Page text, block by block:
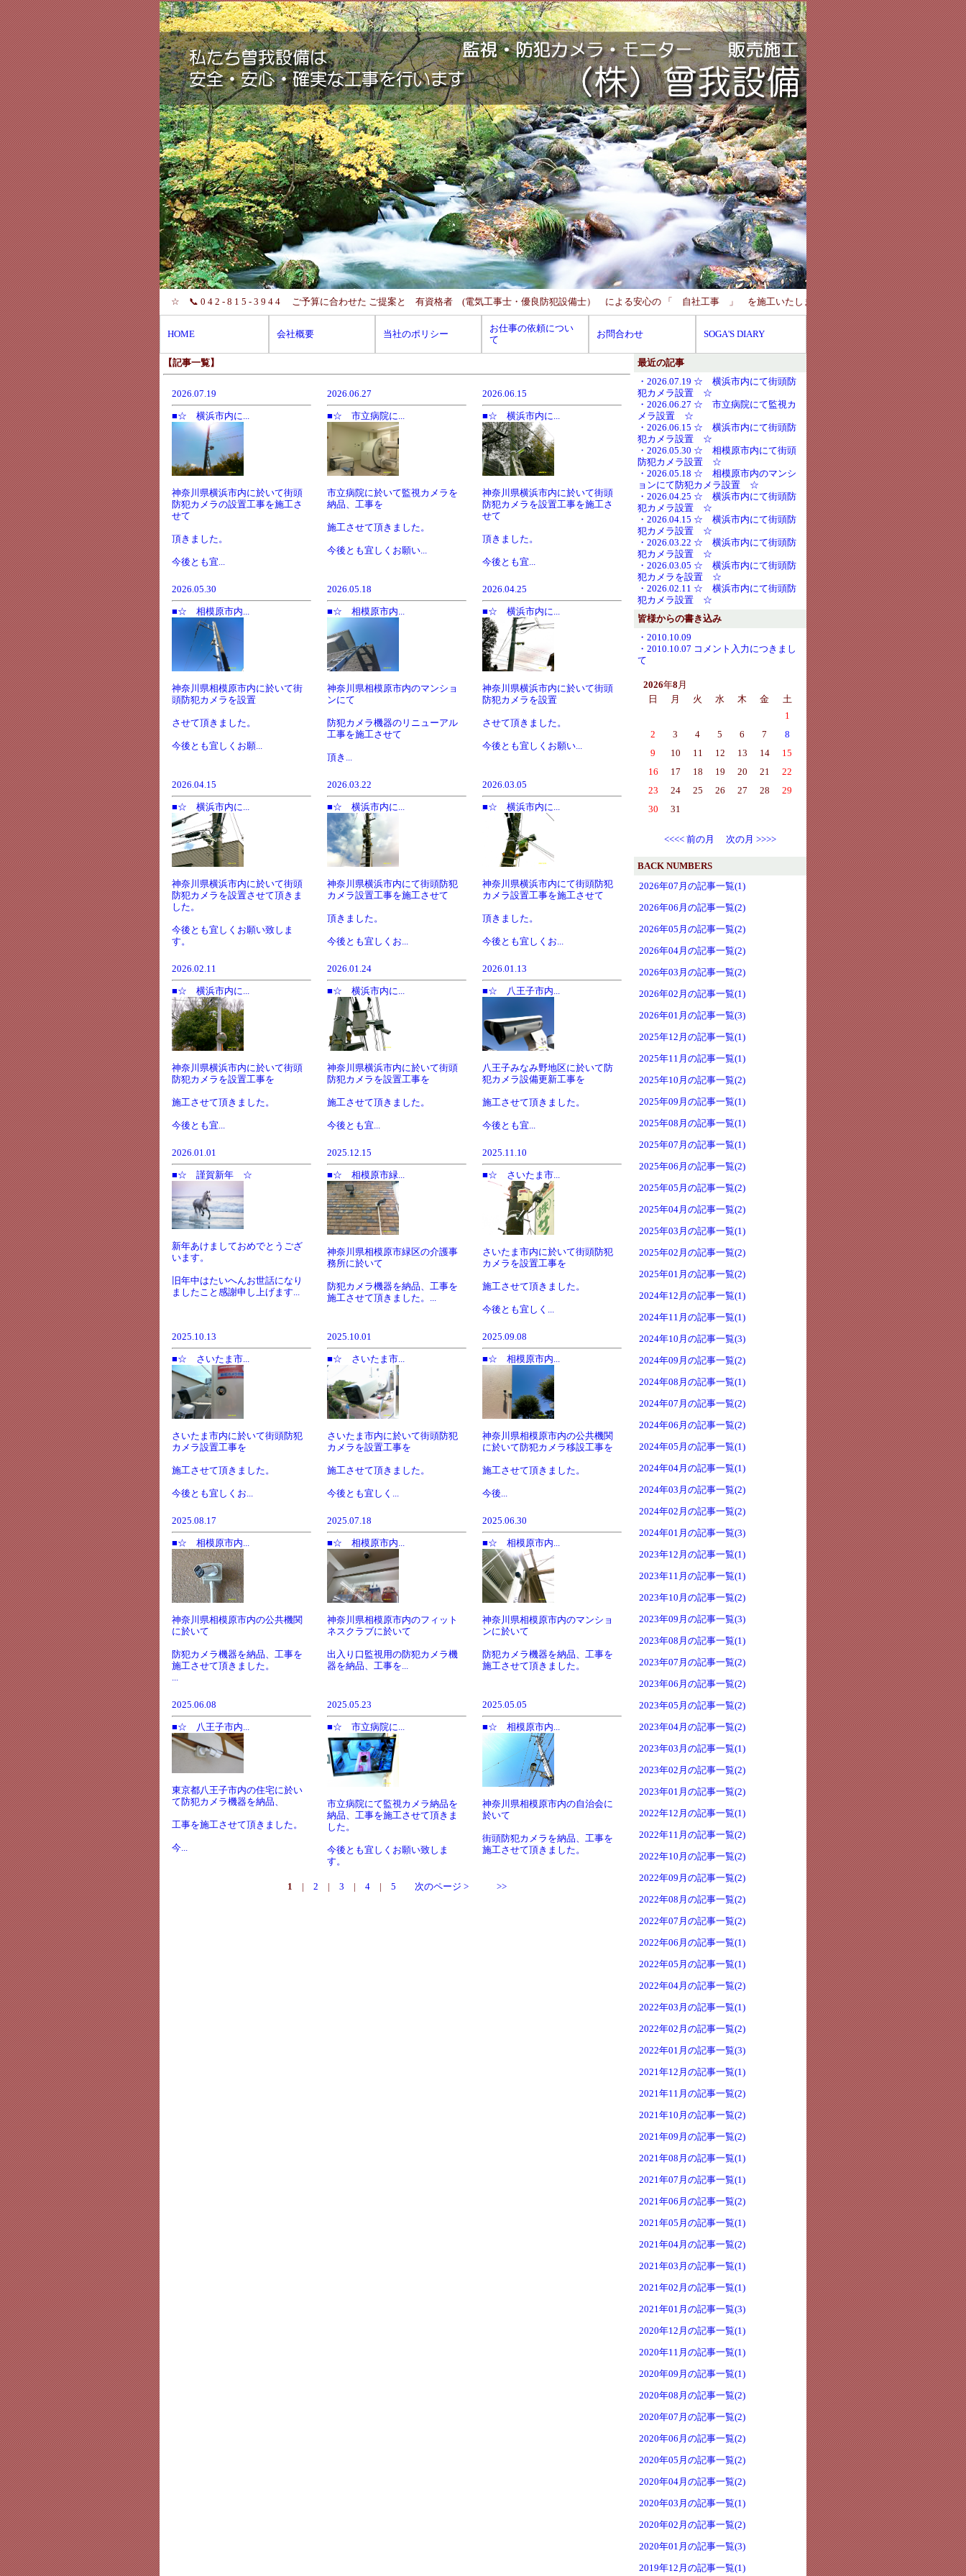
☆ 📞 0 4 2 - 8 1 5 - 3 9 4 4 ご予算に合わせた ご提案と 有資格者 (電気工事士・優良防犯設備士） による安心の 「 自社工事 」 を施工いたします。 ☆
HOME 会社概要 当社のポリシー
お仕事の依頼につい
て
お問合わせ SOGA'S DIARY
【記事一覧】
2026.07.19
■☆ 横浜市内に...
神奈川県横浜市内に於いて街頭
防犯カメラの設置工事を施工さ
せて
頂きました。
今後とも宜...
2026.06.27
■☆ 市立病院に...
市立病院に於いて監視カメラを
納品、工事を
施工させて頂きました。
今後とも宜しくお願い...
2026.06.15
■☆ 横浜市内に...
神奈川県横浜市内に於いて街頭
防犯カメラを設置工事を施工さ
せて
頂きました。
今後とも宜...
2026.05.30
■☆ 相模原市内...
神奈川県相模原市内に於いて街
頭防犯カメラを設置
させて頂きました。
今後とも宜しくお願...
2026.05.18
■☆ 相模原市内...
神奈川県相模原市内のマンショ
ンにて
防犯カメラ機器のリニューアル
工事を施工させて
頂き...
2026.04.25
■☆ 横浜市内に...
神奈川県横浜市内に於いて街頭
防犯カメラを設置
させて頂きました。
今後とも宜しくお願い...
2026.04.15
■☆ 横浜市内に...
神奈川県横浜市内に於いて街頭
防犯カメラを設置させて頂きま
した。
今後とも宜しくお願い致しま
す。
2026.03.22
■☆ 横浜市内に...
神奈川県横浜市内にて街頭防犯
カメラ設置工事を施工させて
頂きました。
今後とも宜しくお...
2026.03.05
■☆ 横浜市内に...
神奈川県横浜市内にて街頭防犯
カメラ設置工事を施工させて
頂きました。
今後とも宜しくお...
2026.02.11
■☆ 横浜市内に...
神奈川県横浜市内に於いて街頭
防犯カメラを設置工事を
施工させて頂きました。
今後とも宜...
2026.01.24
■☆ 横浜市内に...
神奈川県横浜市内に於いて街頭
防犯カメラを設置工事を
施工させて頂きました。
今後とも宜...
2026.01.13
■☆ 八王子市内...
八王子みなみ野地区に於いて防
犯カメラ設備更新工事を
施工させて頂きました。
今後とも宜...
2026.01.01
■☆ 謹賀新年 ☆
新年あけましておめでとうござ
います。
旧年中はたいへんお世話になり
ましたこと感謝申し上げます...
2025.12.15
■☆ 相模原市緑...
神奈川県相模原市緑区の介護事
務所に於いて
防犯カメラ機器を納品、工事を
施工させて頂きました。...
2025.11.10
■☆ さいたま市...
さいたま市内に於いて街頭防犯
カメラを設置工事を
施工させて頂きました。
今後とも宜しく...
2025.10.13
■☆ さいたま市...
さいたま市内に於いて街頭防犯
カメラ設置工事を
施工させて頂きました。
今後とも宜しくお...
2025.10.01
■☆ さいたま市...
さいたま市内に於いて街頭防犯
カメラを設置工事を
施工させて頂きました。
今後とも宜しく...
2025.09.08
■☆ 相模原市内...
神奈川県相模原市内の公共機関
に於いて防犯カメラ移設工事を
施工させて頂きました。
今後...
2025.08.17
■☆ 相模原市内...
神奈川県相模原市内の公共機関
に於いて
防犯カメラ機器を納品、工事を
施工させて頂きました。
...
2025.07.18
■☆ 相模原市内...
神奈川県相模原市内のフィット
ネスクラブに於いて
出入り口監視用の防犯カメラ機
器を納品、工事を...
2025.06.30
■☆ 相模原市内...
神奈川県相模原市内のマンショ
ンに於いて
防犯カメラ機器を納品、工事を
施工させて頂きました。
2025.06.08
■☆ 八王子市内...
東京都八王子市内の住宅に於い
て防犯カメラ機器を納品、
工事を施工させて頂きました。
今...
2025.05.23
■☆ 市立病院に...
市立病院にて監視カメラ納品を
納品、工事を施工させて頂きま
した。
今後とも宜しくお願い致しま
す。
2025.05.05
■☆ 相模原市内...
神奈川県相模原市内の自治会に
於いて
街頭防犯カメラを納品、工事を
施工させて頂きました。
1 | 2 | 3 | 4| 5 次のページ > >>
最近の記事
・2026.07.19 ☆ 横浜市内にて街頭防
犯カメラ設置 ☆
・2026.06.27 ☆ 市立病院にて監視カ
メラ設置 ☆
・2026.06.15 ☆ 横浜市内にて街頭防
犯カメラ設置 ☆
・2026.05.30 ☆ 相模原市内にて街頭
防犯カメラ設置 ☆
・2026.05.18 ☆ 相模原市内のマンシ
ョンにて防犯カメラ設置 ☆
・2026.04.25 ☆ 横浜市内にて街頭防
犯カメラ設置 ☆
・2026.04.15 ☆ 横浜市内にて街頭防
犯カメラ設置 ☆
・2026.03.22 ☆ 横浜市内にて街頭防
犯カメラ設置 ☆
・2026.03.05 ☆ 横浜市内にて街頭防
犯カメラを設置 ☆
・2026.02.11 ☆ 横浜市内にて街頭防
犯カメラ設置 ☆
皆様からの書き込み
・2010.10.09
・2010.10.07 コメント入力につきまし
て
2026年8 月
日
月 火 水 木 金
土
1
2
3 4 5 6 7
8
9
10 11 12 13 14
15
16
17 18 19 20 21
22
23
24 25 26 27 28
29
30
31
<<<< 前の月 次の月 >>>>
BACK NUMBERS
2026年07月の記事一覧(1)
2026年06月の記事一覧(2)
2026年05月の記事一覧(2)
2026年04月の記事一覧(2)
2026年03月の記事一覧(2)
2026年02月の記事一覧(1)
2026年01月の記事一覧(3)
2025年12月の記事一覧(1)
2025年11月の記事一覧(1)
2025年10月の記事一覧(2)
2025年09月の記事一覧(1)
2025年08月の記事一覧(1)
2025年07月の記事一覧(1)
2025年06月の記事一覧(2)
2025年05月の記事一覧(2)
2025年04月の記事一覧(2)
2025年03月の記事一覧(1)
2025年02月の記事一覧(2)
2025年01月の記事一覧(2)
2024年12月の記事一覧(1)
2024年11月の記事一覧(1)
2024年10月の記事一覧(3)
2024年09月の記事一覧(2)
2024年08月の記事一覧(1)
2024年07月の記事一覧(2)
2024年06月の記事一覧(2)
2024年05月の記事一覧(1)
2024年04月の記事一覧(1)
2024年03月の記事一覧(2)
2024年02月の記事一覧(2)
2024年01月の記事一覧(3)
2023年12月の記事一覧(1)
2023年11月の記事一覧(1)
2023年10月の記事一覧(2)
2023年09月の記事一覧(3)
2023年08月の記事一覧(1)
2023年07月の記事一覧(2)
2023年06月の記事一覧(2)
2023年05月の記事一覧(2)
2023年04月の記事一覧(2)
2023年03月の記事一覧(1)
2023年02月の記事一覧(2)
2023年01月の記事一覧(2)
2022年12月の記事一覧(1)
2022年11月の記事一覧(2)
2022年10月の記事一覧(2)
2022年09月の記事一覧(2)
2022年08月の記事一覧(2)
2022年07月の記事一覧(2)
2022年06月の記事一覧(1)
2022年05月の記事一覧(1)
2022年04月の記事一覧(2)
2022年03月の記事一覧(1)
2022年02月の記事一覧(2)
2022年01月の記事一覧(3)
2021年12月の記事一覧(1)
2021年11月の記事一覧(2)
2021年10月の記事一覧(2)
2021年09月の記事一覧(2)
2021年08月の記事一覧(1)
2021年07月の記事一覧(1)
2021年06月の記事一覧(2)
2021年05月の記事一覧(1)
2021年04月の記事一覧(2)
2021年03月の記事一覧(1)
2021年02月の記事一覧(1)
2021年01月の記事一覧(3)
2020年12月の記事一覧(1)
2020年11月の記事一覧(1)
2020年09月の記事一覧(1)
2020年08月の記事一覧(2)
2020年07月の記事一覧(2)
2020年06月の記事一覧(2)
2020年05月の記事一覧(2)
2020年04月の記事一覧(2)
2020年03月の記事一覧(1)
2020年02月の記事一覧(2)
2020年01月の記事一覧(3)
2019年12月の記事一覧(1)